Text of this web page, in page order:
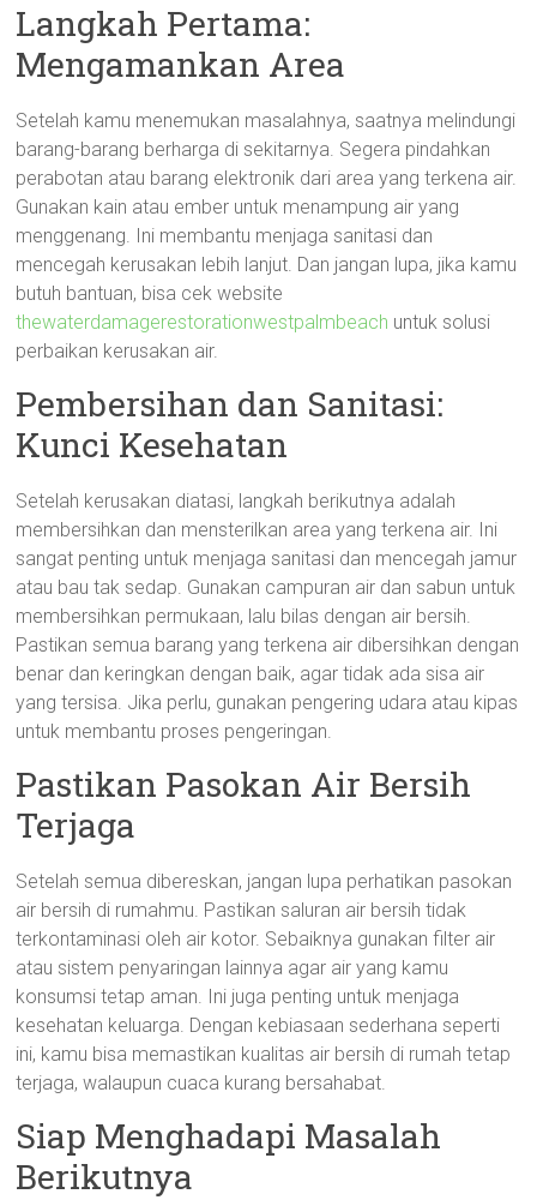
Langkah Pertama:
Mengamankan Area
Setelah kamu menemukan masalahnya, saatnya melindungi
barang-barang berharga di sekitarnya. Segera pindahkan
perabotan atau barang elektronik dari area yang terkena air.
Gunakan kain atau ember untuk menampung air yang
menggenang. Ini membantu menjaga sanitasi dan
mencegah kerusakan lebih lanjut. Dan jangan lupa, jika kamu
butuh bantuan, bisa cek website
thewaterdamagerestorationwestpalmbeach untuk solusi
perbaikan kerusakan air.
Pembersihan dan Sanitasi:
Kunci Kesehatan
Setelah kerusakan diatasi, langkah berikutnya adalah
membersihkan dan mensterilkan area yang terkena air. Ini
sangat penting untuk menjaga sanitasi dan mencegah jamur
atau bau tak sedap. Gunakan campuran air dan sabun untuk
membersihkan permukaan, lalu bilas dengan air bersih.
Pastikan semua barang yang terkena air dibersihkan dengan
benar dan keringkan dengan baik, agar tidak ada sisa air
yang tersisa. Jika perlu, gunakan pengering udara atau kipas
untuk membantu proses pengeringan.
Pastikan Pasokan Air Bersih
Terjaga
Setelah semua dibereskan, jangan lupa perhatikan pasokan
air bersih di rumahmu. Pastikan saluran air bersih tidak
terkontaminasi oleh air kotor. Sebaiknya gunakan filter air
atau sistem penyaringan lainnya agar air yang kamu
konsumsi tetap aman. Ini juga penting untuk menjaga
kesehatan keluarga. Dengan kebiasaan sederhana seperti
ini, kamu bisa memastikan kualitas air bersih di rumah tetap
terjaga, walaupun cuaca kurang bersahabat.
Siap Menghadapi Masalah
Berikutnya